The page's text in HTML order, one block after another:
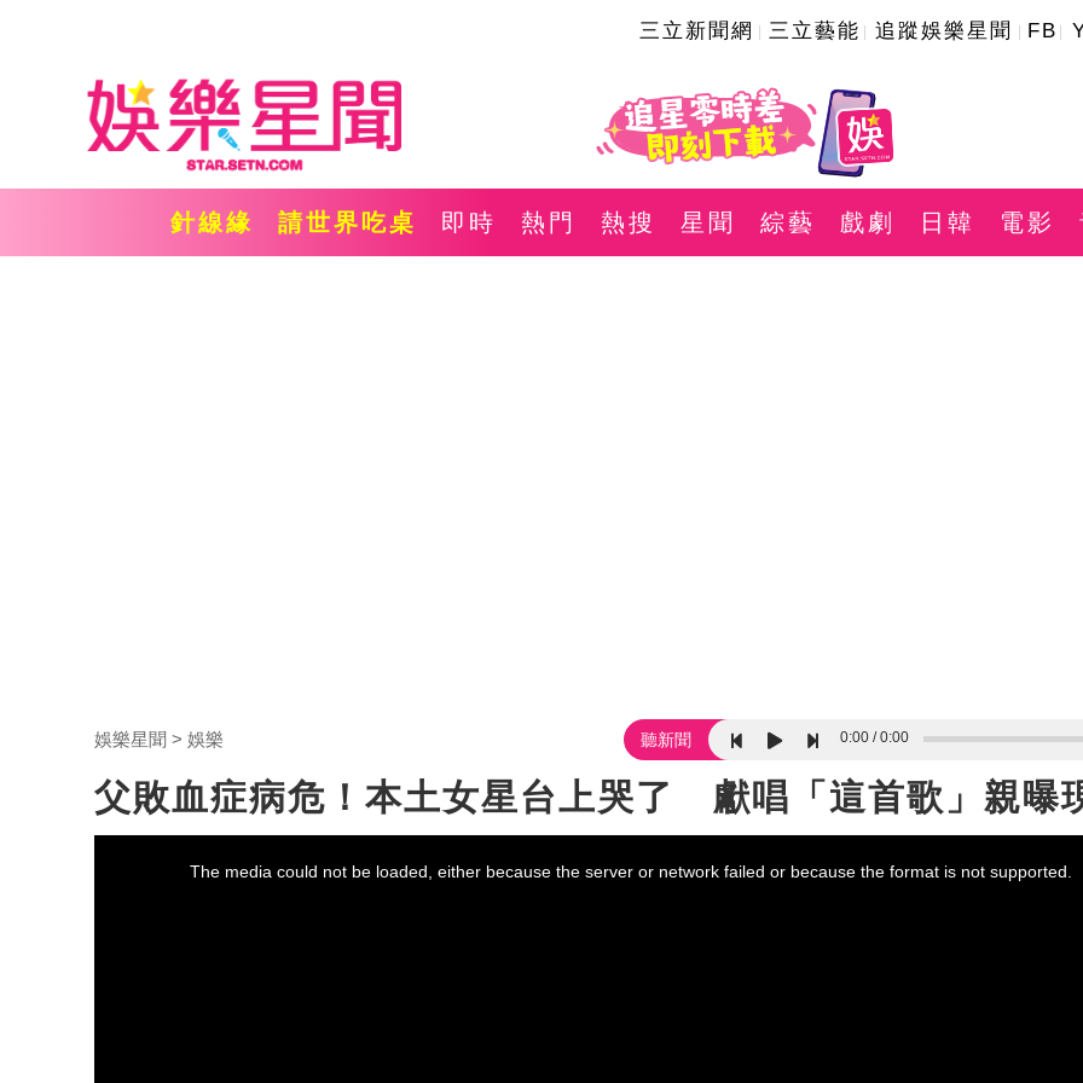
三立新聞網 三立藝能 追蹤娛樂星聞 FB
針線緣 請世界吃桌 即時 熱門 熱搜 星聞 綜藝 戲劇 日韓 電影
娛樂星聞 娛樂 聽新聞 0:00 0:00
父敗血症病危！本土女星台上哭了 獻唱「這首歌」親曝
The media could not be loaded, either because the server or network failed or because the format is not supported.